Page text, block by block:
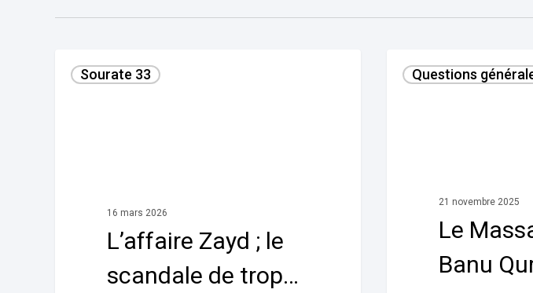
Zayd ;Sourate 33
16 mars 2026
L’affaire Zayd ; le
scandale de trop…
Massacre
Questions
21 novembre 2025
Le
Banu